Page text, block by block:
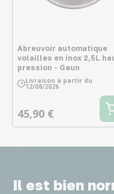
Abreuvoir automatique
volailles en inox 2,5L
pression - Gaun
Livraison à partir du
12/08/2026
45,90 €
Il est bien